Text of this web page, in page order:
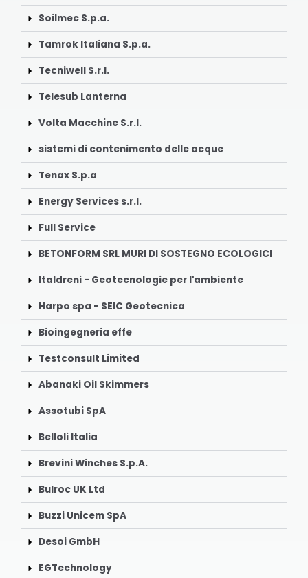
Soilmec S.p.a.
Tamrok Italiana S.p.a.
Tecniwell S.r.l.
Telesub Lanterna
Volta Macchine S.r.l.
sistemi di contenimento delle acque
Tenax S.p.a
Energy Services s.r.l.
Full Service
BETONFORM SRL MURI DI SOSTEGNO ECOLOGICI
Italdreni - Geotecnologie per l'ambiente
Harpo spa - SEIC Geotecnica
Bioingegneria effe
Testconsult Limited
Abanaki Oil Skimmers
Assotubi SpA
Belloli Italia
Brevini Winches S.p.A.
Bulroc UK Ltd
Buzzi Unicem SpA
Desoi GmbH
EGTechnology